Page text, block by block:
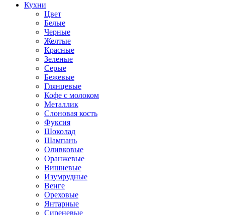
Кухни
Цвет
Белые
Черные
Желтые
Красные
Зеленые
Серые
Бежевые
Глянцевые
Кофе с молоком
Металлик
Слоновая кость
Фуксия
Шоколад
Шампань
Оливковые
Оранжевые
Вишневые
Изумрудные
Венге
Ореховые
Янтарные
Сиреневые